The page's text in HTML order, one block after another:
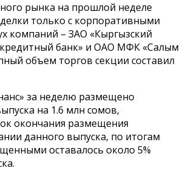
рынка на прошлой неделе
только с корпоративными
компаний – ЗАО «Кыргызский
банк» и ОАО МФК «Салым
объем торгов секции составил
за неделю размещено
на 1.6 млн сомов,
окончания размещения
данного выпуска, по итогам
оставалось около 5%